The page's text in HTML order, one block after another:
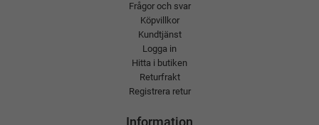
Frågor och svar
Köpvillkor
Kundtjänst
Logga in
Hitta i butiken
Returfrakt
Registrera retur
Information